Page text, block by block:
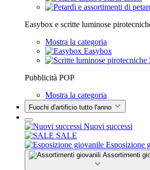
Easybox e scritte luminose
Mostra la categoria
Easybox
Pubblicità POP
Mostra la categoria
Fuochi d'artificio tutto l'anno
Nuovi successi
SALE
Esposizione
Assortimenti